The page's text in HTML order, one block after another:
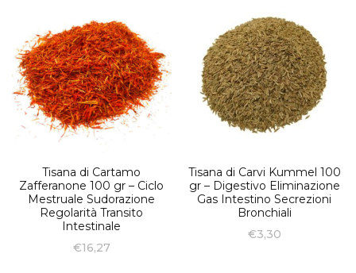
Tisana di Cartamo
Zafferanone 100 gr – Ciclo
Mestruale Sudorazione
Regolarità Transito
Intestinale
€16,27
Tisana di Carvi Kummel 100
gr – Digestivo Eliminazione
Gas Intestino Secrezioni
Bronchiali
€3,30